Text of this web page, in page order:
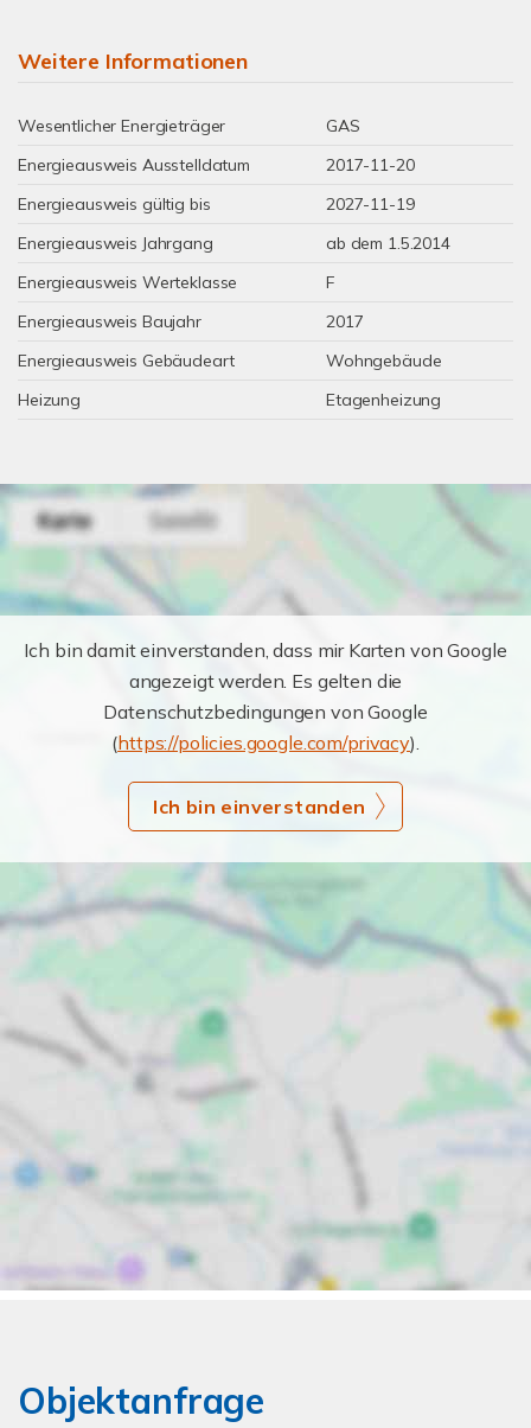
Weitere Informationen
Wesentlicher Energieträger
GAS
Energieausweis Ausstelldatum
2017-11-20
Energieausweis gültig bis
2027-11-19
Energieausweis Jahrgang
ab dem 1.5.2014
Energieausweis Werteklasse
F
Energieausweis Baujahr
2017
Energieausweis Gebäudeart
Wohngebäude
Heizung
Etagenheizung
Ich bin damit einverstanden, dass mir Karten von Google
angezeigt werden. Es gelten die
Datenschutzbedingungen von Google
(https://policies.google.com/privacy).
Ich bin einverstanden
Objektanfrage